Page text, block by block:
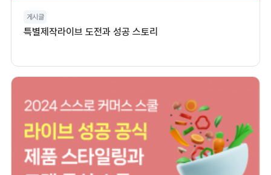
게시글
특별제작라이브 도전과 성공 스토리